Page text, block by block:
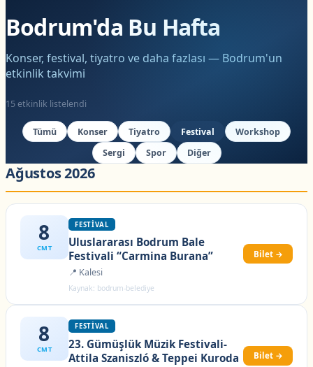
Bodrum'da Bu Hafta
Konser, festival, tiyatro ve daha fazlası — Bodrum'un
etkinlik takvimi
15 etkinlik listelendi
Tümü Konser Tiyatro Festival
Workshop
Sergi
Spor Diğer
Ağustos 2026
8
CMT
FESTIVAL
Uluslararası Bodrum Bale
Festivali “Carmina Burana”
📍 Kalesi
Kaynak: bodrum-belediye
Bilet →
8
CMT
FESTIVAL
23. Gümüşlük Müzik Festivali-
Attila Szaniszló & Teppei Kuroda
Bilet →